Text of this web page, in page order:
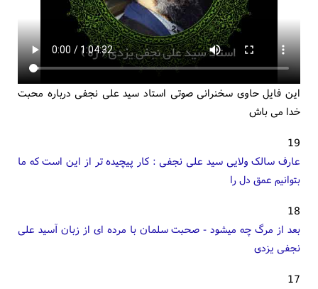
این فایل حاوی سخنرانی صوتی استاد سید علی نجفی درباره محبت
خدا می باش
19
عارف سالک ولایی سید علی نجفی : کار پیچیده تر از این است که ما
بتوانیم عمق دل را
18
بعد از مرگ چه میشود - صحبت سلمان با مرده ای از زبان آسید علی
نجفی یزدی
17